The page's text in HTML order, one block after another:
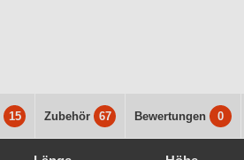
15 Zubehör 67 Bewertungen 0